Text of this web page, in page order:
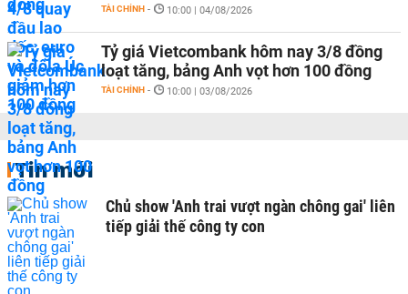
TÀI CHÍNH - 10:00 | 04/08/2026
Tỷ giá Vietcombank hôm nay 3/8 đồng
loạt tăng, bảng Anh vọt hơn 100 đồng
TÀI CHÍNH - 10:00 | 03/08/2026
Tin mới
Chủ show 'Anh trai vượt ngàn chông gai' liên
tiếp giải thế công ty con